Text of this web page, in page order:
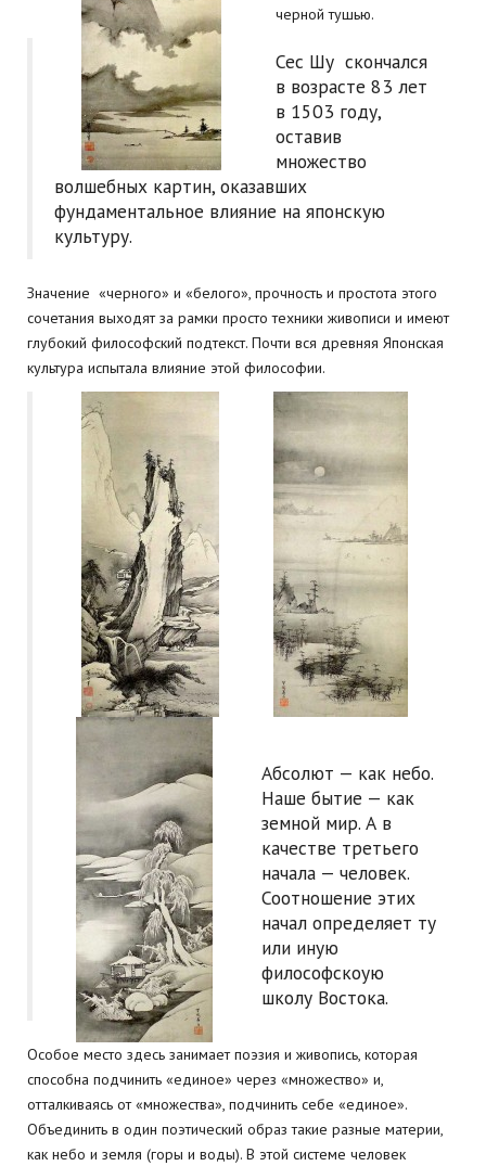
черной тушью.
Сес Шу скончался
в возрасте 83 лет
в 1503 году,
оставив
множество
волшебных картин, оказавших
фундаментальное влияние на японскую
культуру.
Значение «черного» и «белого», прочность и простота этого
сочетания выходят за рамки просто техники живописи и имеют
глубокий философский подтекст. Почти вся древняя Японская
культура испытала влияние этой философии.
Абсолют — как небо.
Наше бытие — как
земной мир. А в
качестве третьего
начала — человек.
Соотношение этих
начал определяет ту
или иную
философскоую
школу Востока.
Особое место здесь занимает поэзия и живопись, которая
способна подчинить «единое» через «множество» и,
отталкиваясь от «множества», подчинить себе «единое».
Объединить в один поэтический образ такие разные материи,
как небо и земля (горы и воды). В этой системе человек